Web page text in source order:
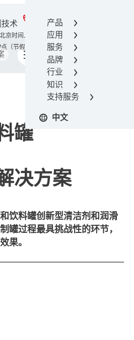
产品
应用
服务
品牌
行业
知识
支持服务
中文
技术 400-666-7306
罐
决方案
饮料罐创新型清洁剂和润滑
罐过程最具挑战性的环节，
果。